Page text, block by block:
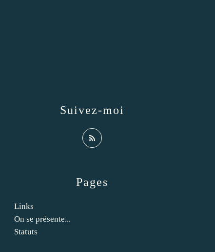
Pages
Links
On se présente...
Statuts
Suivez-moi